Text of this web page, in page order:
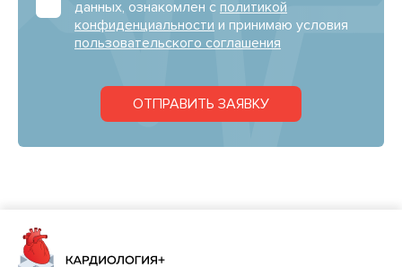
данных, ознакомлен с политикой
конфиденциальности и принимаю условия
пользовательского соглашения
ОТПРАВИТЬ ЗАЯВКУ